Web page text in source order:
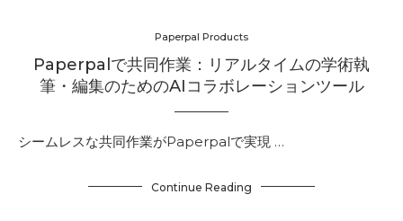
Paperpal Products
Paperpalで共同作業：リアルタイムの学術執
筆・編集のためのAIコラボレーションツール
シームレスな共同作業がPaperpalで実現 …
Continue Reading